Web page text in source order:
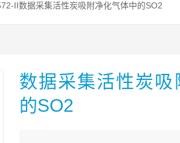
II数据采集活性炭吸附净化气体中的SO2
数据采集活性炭吸
的SO2